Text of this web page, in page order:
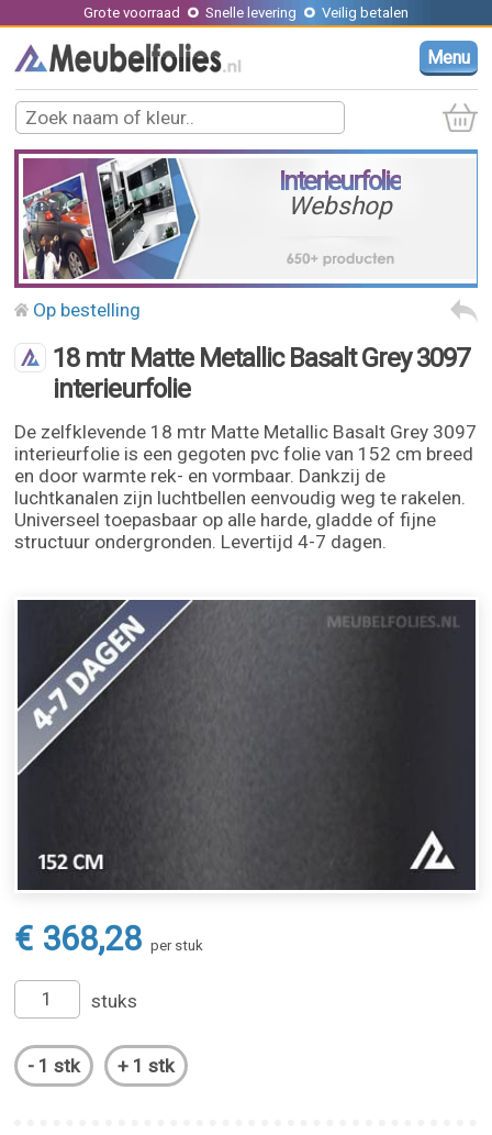
Grote voorraad Snelle levering Veilig betalen
Menu
Interieurfolie
Webshop
Op bestelling
18 mtr Matte Metallic Basalt Grey 3097
interieurfolie
De zelfklevende 18 mtr Matte Metallic Basalt Grey 3097
interieurfolie is een gegoten pvc folie van 152 cm breed
en door warmte rek- en vormbaar. Dankzij de
luchtkanalen zijn luchtbellen eenvoudig weg te rakelen.
Universeel toepasbaar op alle harde, gladde of fijne
structuur ondergronden. Levertijd 4-7 dagen.
€ 368,28 per stuk
stuks